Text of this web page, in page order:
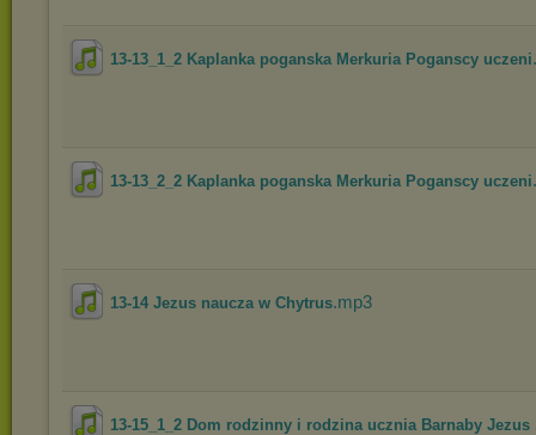
13-13_1_2 Kaplanka poganska Merkuria Poganscy uczeni
13-13_2_2 Kaplanka poganska Merkuria Poganscy uczeni
13-14 Jezus naucza w Chytrus.mp3
13-15_1_2 Dom rodzinny i rodzina ucznia Barnaby Jezus